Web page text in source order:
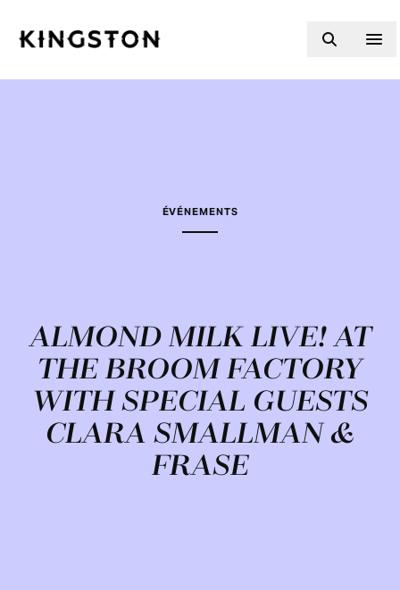
ÉVÉNEMENTS
ALMOND MILK LIVE! AT
THE BROOM FACTORY
WITH SPECIAL GUESTS
CLARA SMALLMAN &
FRASE